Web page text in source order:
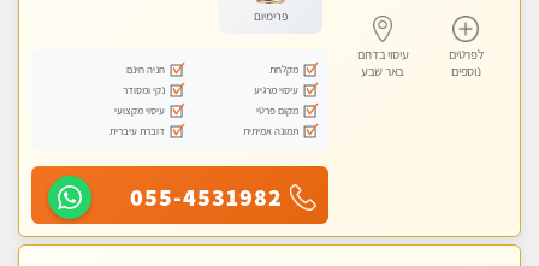
לפרטים
נוספים
עיסוי בדרום
באר שבע
פרימיום
מקלחת
חניה חינם
עיסוי מרגיע
נקי ומסודר
מקום פרטי
עיסוי מקצועי
תמונה אמיתית
דוברת עיברית
055-4531982